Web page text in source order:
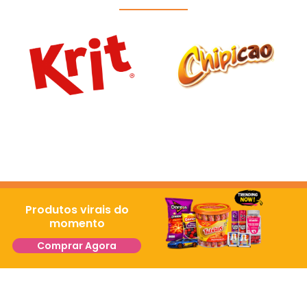
Produtos virais do
momento
Comprar Agora